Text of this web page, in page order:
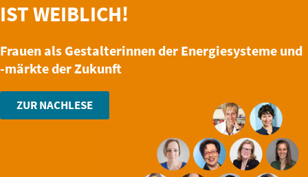
IST WEIBLICH!
Frauen als Gestalterinnen der Energiesysteme und
-märkte der Zukunft
ZUR NACHLESE